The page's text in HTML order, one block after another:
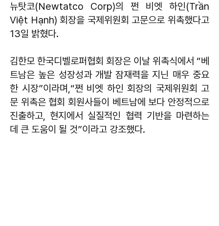
뉴탓코(Newtatco Corp)의 쩐 비엣 하인(Trần
Việt Hạnh) 회장을 국제위원회 고문으로 위촉했다고
13일 밝혔다.
김한모 한국디벨로퍼협회 회장은 이날 위촉식에서 “베
트남은 높은 성장성과 개발 잠재력을 지닌 매우 중요
한 시장”이라며,“쩐 비엣 하인 회장의 국제위원회 고
문 위촉은 협회 회원사들이 베트남에 보다 안정적으로
진출하고, 현지에서 실질적인 협력 기반을 마련하는
데 큰 도움이 될 것”이라고 강조했다.